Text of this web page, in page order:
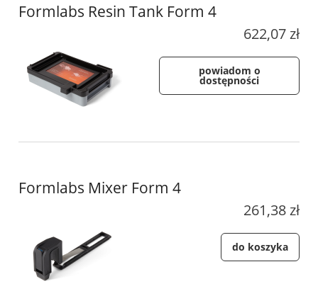
Formlabs Resin Tank Form 4
622,07 zł
powiadom o
dostępności
Formlabs Mixer Form 4
261,38 zł
do koszyka